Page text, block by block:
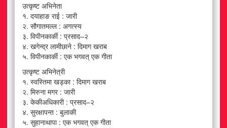
उत्कृष्ट अभिनेता
१. दयाहाङ राई : जारी
२. सौगातमल्ल : अगत्स्य
३. विपीनकार्की : प्रसाद–२
४. खगेन्द्र लामीछाने : दिमाग खराब
५. विपीनकार्की : एक भगवत् एक गीता
उत्कृष्ट अभिनेत्री
१. स्वस्तिमा खड्का : दिमाग खराब
२. मिरुना मगर : जारी
३. केकीअधिकारी : प्रसाद–२
४. सुरक्षापन्त : बुलाकी
५. सुहानाथापा : एक भगवत् एक गीता